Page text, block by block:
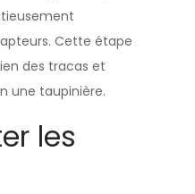
Cette étape
des tracas et
une taupinière.
les